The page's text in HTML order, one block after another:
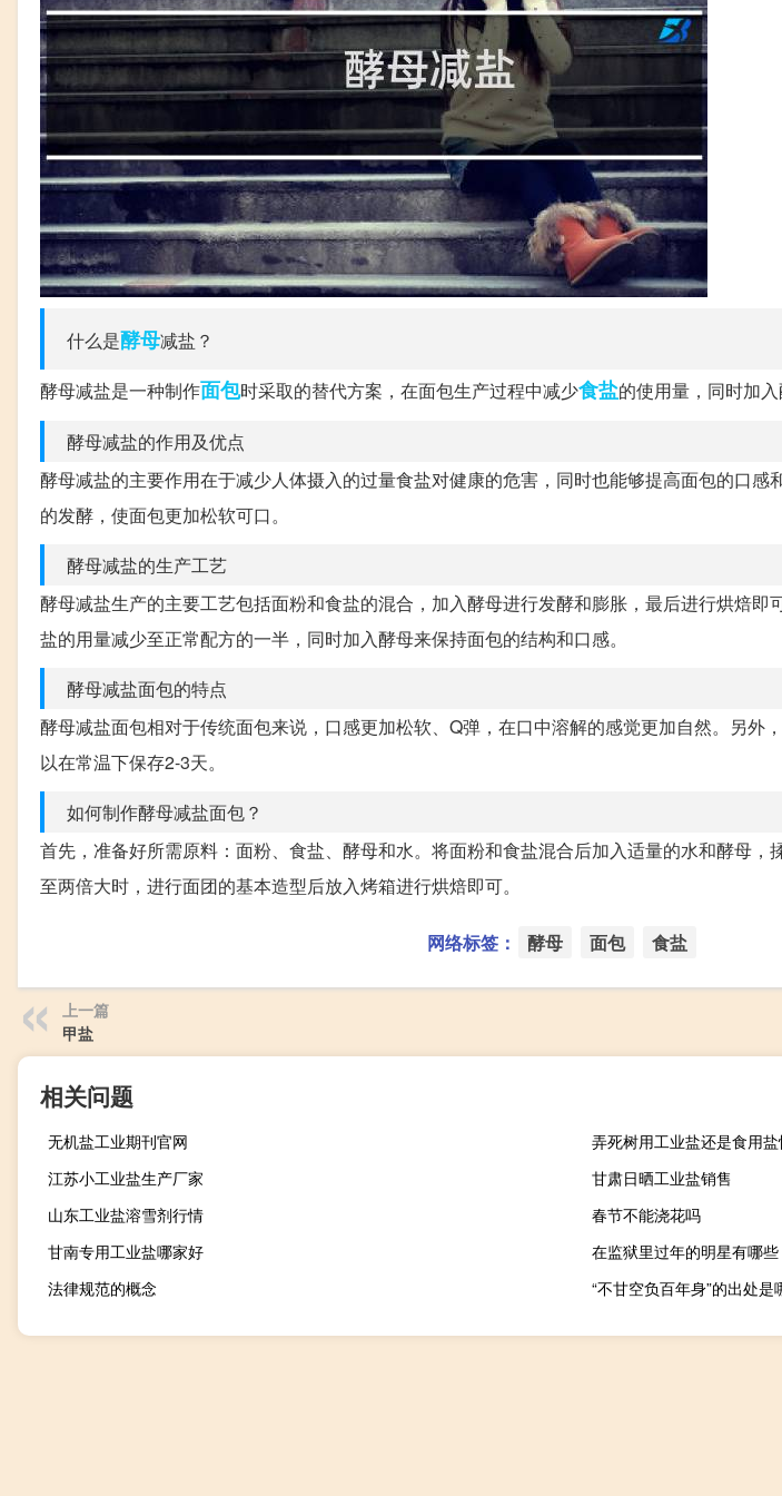
什么是酵母减盐？
酵母减盐是一种制作面包时采取的替代方案，在面包生产过程中减少食盐的使用量，同时加
酵母减盐的作用及优点
酵母减盐的主要作用在于减少人体摄入的过量食盐对健康的危害，同时也能够提高面包的口感
的发酵，使面包更加松软可口。
酵母减盐的生产工艺
酵母减盐生产的主要工艺包括面粉和食盐的混合，加入酵母进行发酵和膨胀，最后进行烘焙即
盐的用量减少至正常配方的一半，同时加入酵母来保持面包的结构和口感。
酵母减盐面包的特点
酵母减盐面包相对于传统面包来说，口感更加松软、Q弹，在口中溶解的感觉更加自然。另外
以在常温下保存2-3天。
如何制作酵母减盐面包？
首先，准备好所需原料：面粉、食盐、酵母和水。将面粉和食盐混合后加入适量的水和酵母，
至两倍大时，进行面团的基本造型后放入烤箱进行烘焙即可。
网络标签： 酵母 面包 食盐
上一篇
甲盐
相关问题
无机盐工业期刊官网
弄死树用工业盐还是食用
江苏小工业盐生产厂家
甘肃日晒工业盐销售
山东工业盐溶雪剂行情
春节不能浇花吗
甘南专用工业盐哪家好
在监狱里过年的明星有哪些
法律规范的概念
“不甘空负百年身”的出处是